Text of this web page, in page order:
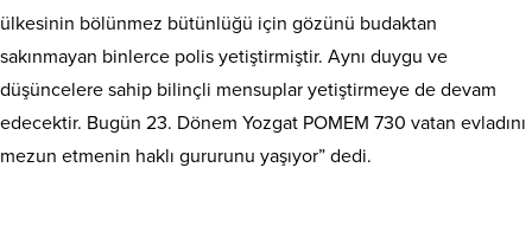
ülkesinin bölünmez bütünlüğü için gözünü budaktan
sakınmayan binlerce polis yetiştirmiştir. Aynı duygu ve
düşüncelere sahip bilinçli mensuplar yetiştirmeye de devam
edecektir. Bugün 23. Dönem Yozgat POMEM 730 vatan evladını
mezun etmenin haklı gururunu yaşıyor” dedi.